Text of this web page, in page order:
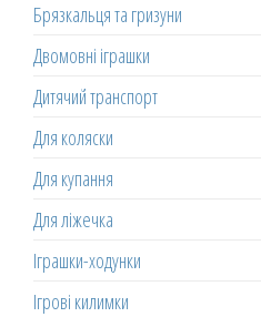
Брязкальця та гризуни
Двомовні іграшки
Дитячий транспорт
Для коляски
Для купання
Для ліжечка
Іграшки-ходунки
Ігрові килимки